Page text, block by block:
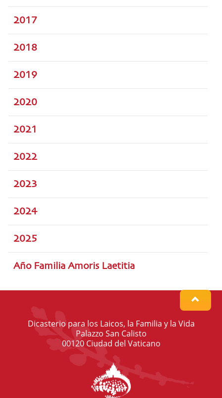
2017
2018
2019
2020
2021
2022
2023
2024
2025
Año Familia Amoris Laetitia
Dicasterio para los Laicos, la Familia y la Vida
Palazzo San Calisto
00120 Ciudad del Vaticano